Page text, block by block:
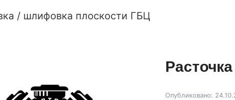
/ шлифовка плоскости ГБЦ
Опубликовано: